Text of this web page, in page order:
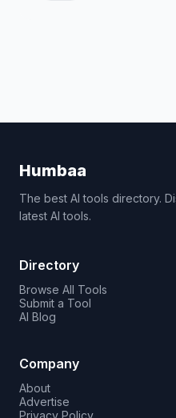
Humbaa
The best AI tools directory.
latest AI tools.
Directory
Browse All Tools
Submit a Tool
AI Blog
Company
About
Advertise
Privacy Policy